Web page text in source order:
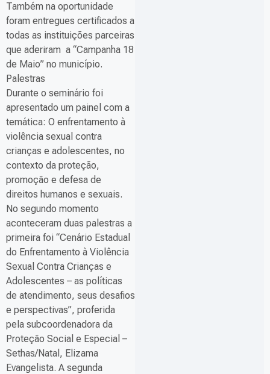
Também na oportunidade
foram entregues certificados a
todas as instituições parceiras
que aderiram a “Campanha 18
de Maio” no município.
Palestras
Durante o seminário foi
apresentado um painel com a
temática: O enfrentamento à
violência sexual contra
crianças e adolescentes, no
contexto da proteção,
promoção e defesa de
direitos humanos e sexuais.
No segundo momento
aconteceram duas palestras a
primeira foi “Cenário Estadual
do Enfrentamento à Violência
Sexual Contra Crianças e
Adolescentes – as políticas
de atendimento, seus desafios
e perspectivas”, proferida
pela subcoordenadora da
Proteção Social e Especial –
Sethas/Natal, Elizama
Evangelista. A segunda